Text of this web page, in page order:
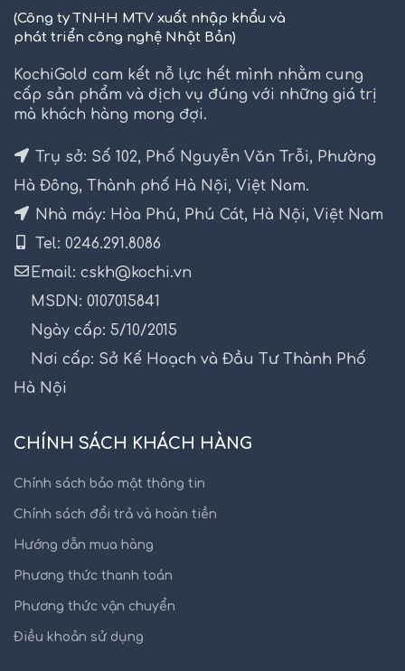
(Công ty TNHH MTV xuất nhập khẩu và
phát triển công nghệ Nhật Bản)
KochiGold cam kết nỗ lực hết mình nhằm cung
cấp sản phẩm và dịch vụ đúng với những giá trị
mà khách hàng mong đợi.
Trụ sở: Số 102, Phố Nguyễn Văn Trỗi, Phường
Hà Đông, Thành phố Hà Nội, Việt Nam.
Nhà máy: Hòa Phú, Phú Cát, Hà Nội, Việt Nam
Tel: 0246.291.8086
Email: cskh@kochi.vn
MSDN: 0107015841
Ngày cấp: 5/10/2015
Nơi cấp: Sở Kế Hoạch và Đầu Tư Thành Phố
Hà Nội
CHÍNH SÁCH KHÁCH HÀNG
Chính sách bảo mật thông tin
Chính sách đổi trả và hoàn tiền
Hướng dẫn mua hàng
Phương thức thanh toán
Phương thức vận chuyển
Điều khoản sử dụng